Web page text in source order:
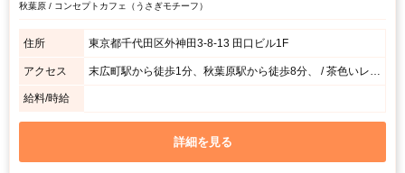
秋葉原 / コンセプトカフェ（うさぎモチーフ）
住所 東京都千代田区外神田3-8-13 田口ビル1F
アクセス 末広町駅から徒歩1分、秋葉原駅から徒歩8分、 / 茶色いレンガの建物の1階です。
給料/時給
詳細を見る